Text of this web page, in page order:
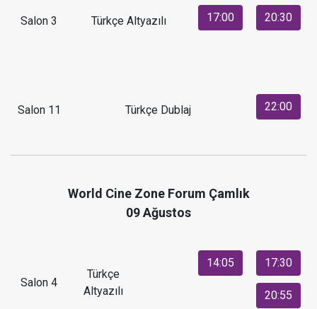
Salon 3 Türkçe Altyazılı 17:00 20:30
Salon 11 Türkçe Dublaj 22:00
World Cine Zone Forum Çamlık
09 Ağustos
Salon 4
Türkçe
Altyazılı
14:05 17:30
20:55